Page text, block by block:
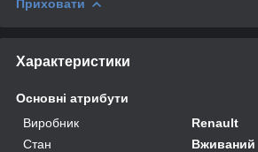
Приховати
Характеристики
Основні атрибути
Виробник
Renault
Стан
Вживаний